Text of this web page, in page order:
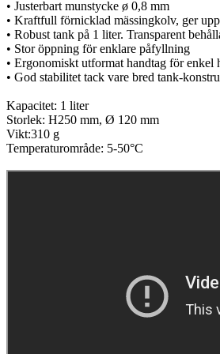
• Justerbart munstycke ø 0,8 mm
• Kraftfull förnicklad mässingkolv, ger
• Robust tank på 1 liter. Transparent
• Stor öppning för enklare påfyllning
• Ergonomiskt utformat handtag för enkel
• God stabilitet tack vare bred tank-
Kapacitet: 1 liter
Storlek: H250 mm, Ø 120 mm
Vikt:310 g
Temperaturområde: 5-50°C